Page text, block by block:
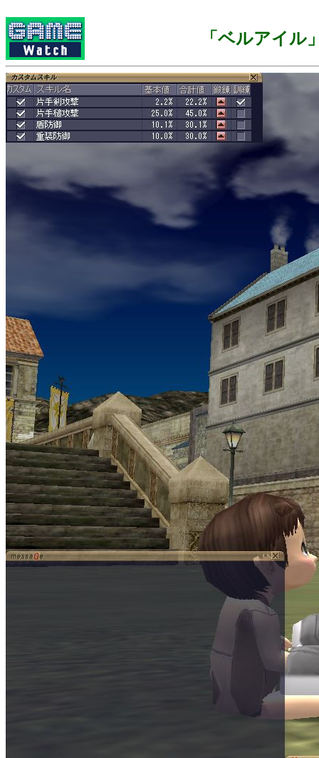
「ベルアイル